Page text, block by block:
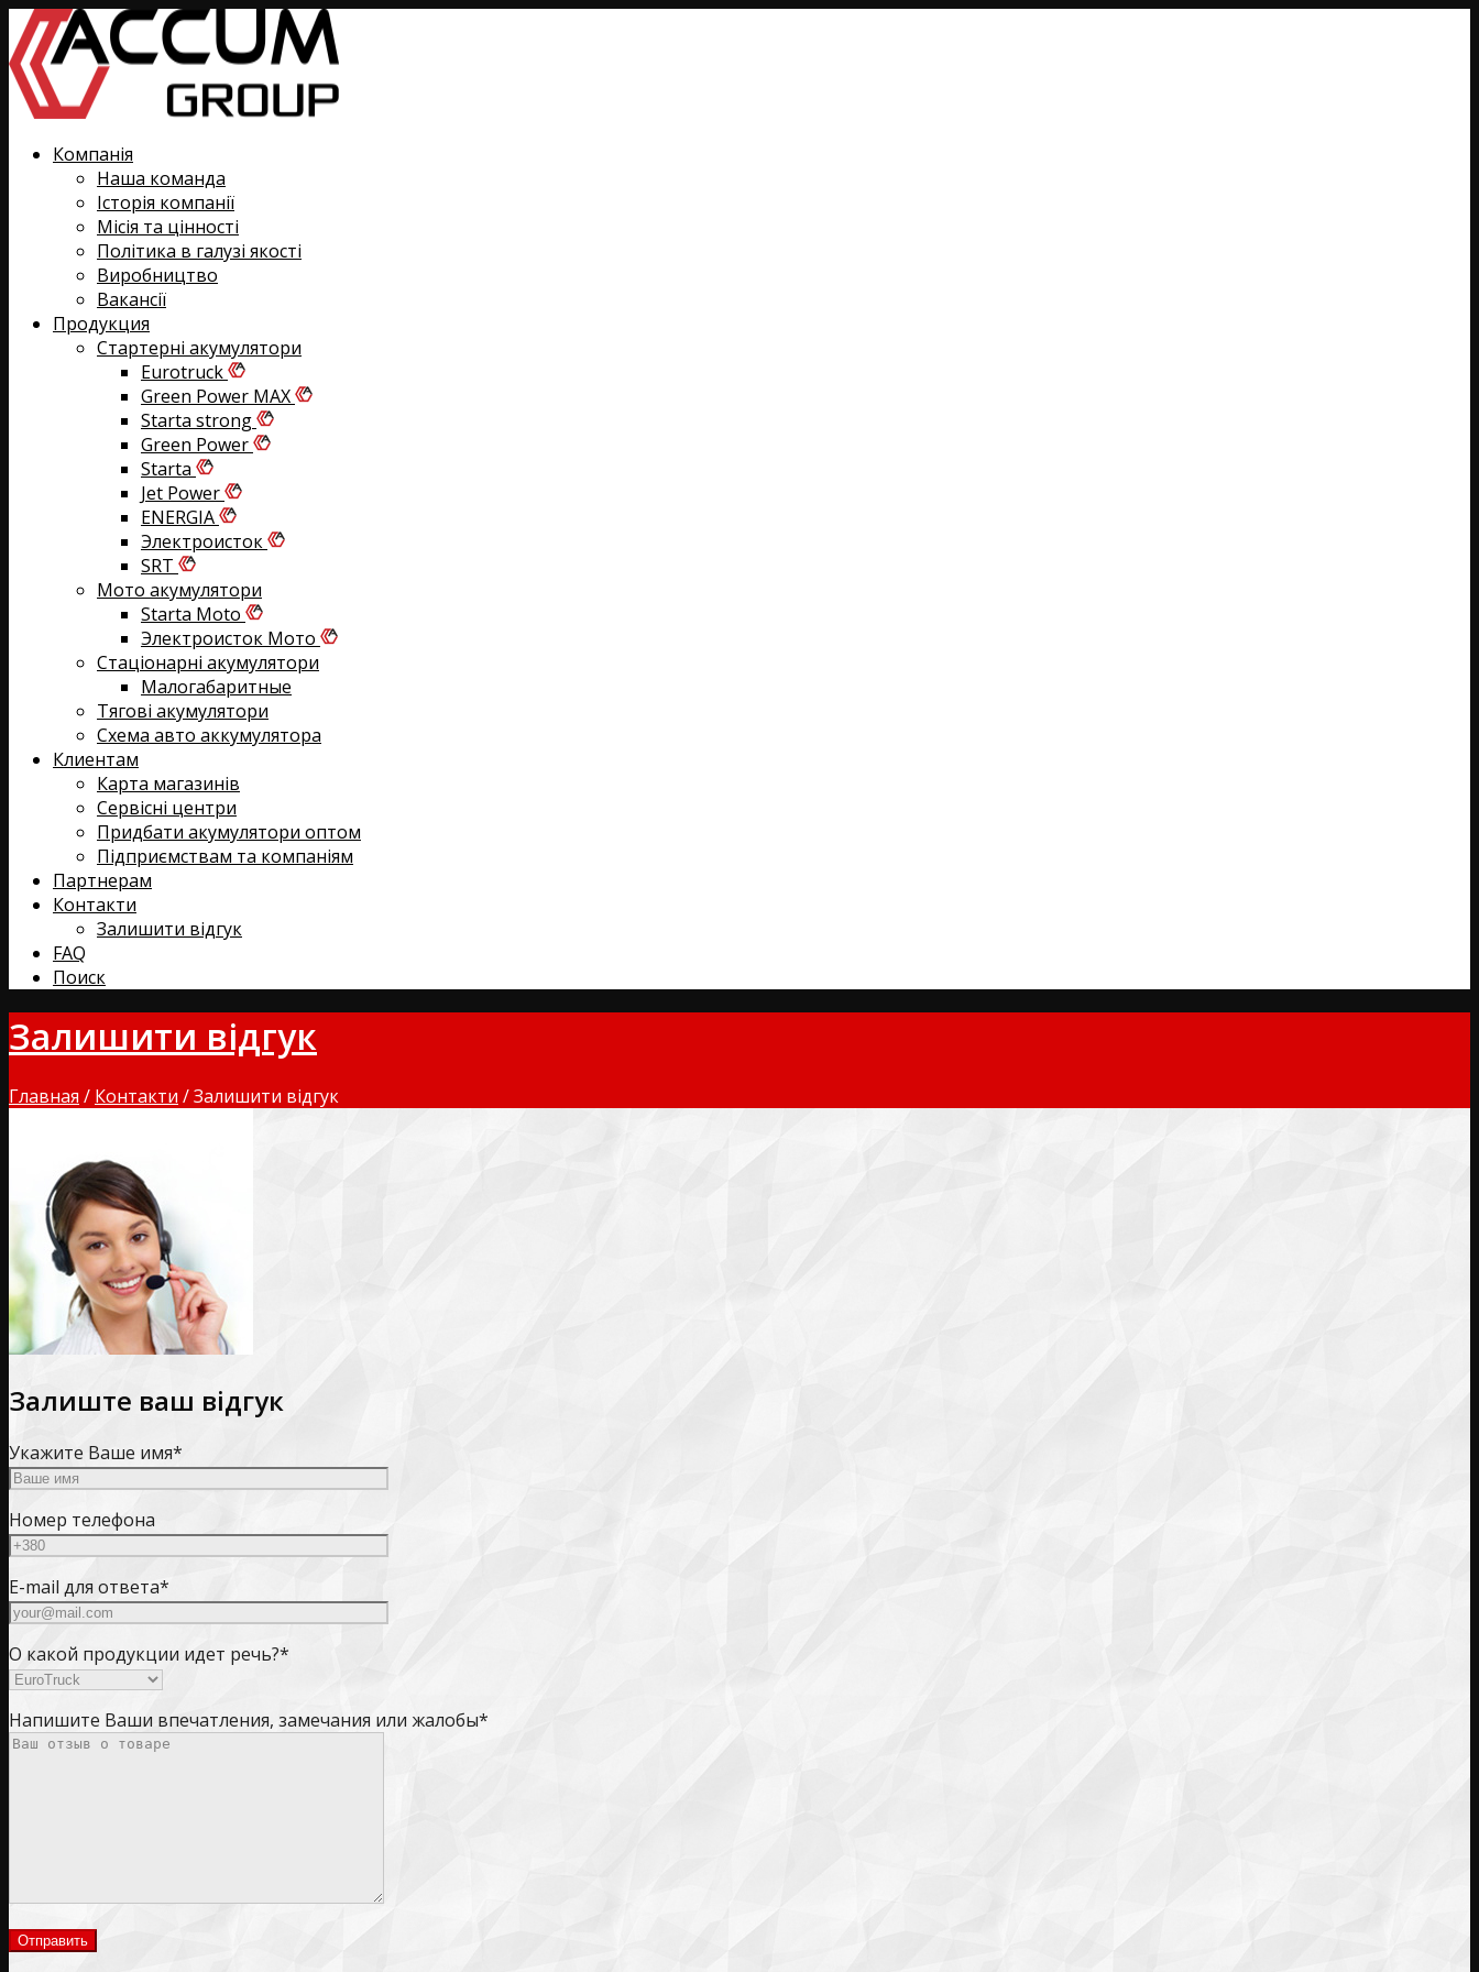
Компанія
Наша команда
Історія компанії
Місія та цінності
Політика в галузі якості
Виробництво
Вакансії
Продукция
Стартерні акумулятори
Eurotruck
Green Power MAX
Starta strong
Green Power
Starta
Jet Power
ENERGIA
Электроисток
SRT
Мото акумулятори
Starta Moto
Электроисток Мото
Стаціонарні акумулятори
Малогабаритные
Тягові акумулятори
Схема авто аккумулятора
Клиентам
Карта магазинів
Сервісні центри
Придбати акумулятори оптом
Підприємствам та компаніям
Партнерам
Контакти
Залишити відгук
FAQ
Поиск
Залишити відгук
Главная / Контакти /Залишити відгук
Залиште ваш відгук
Укажите Ваше имя*
Номер телефона
E-mail для ответа*
О какой продукции идет речь?*
Напишите Ваши впечатления, замечания или жалобы*